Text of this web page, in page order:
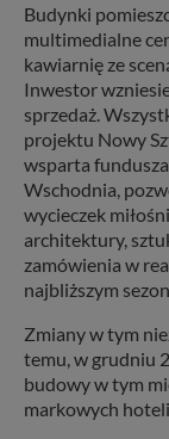
Budynki
multimedialne
kawiarnię ze
Inwestor
sprzedaż.
projektu Nowy
wsparta
Wschodnia,
wycieczek
architektury,
zamówienia w
najbliższym
Zmiany w tym
temu, w grudniu
budowy w tym
markowych